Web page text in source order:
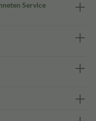
Service